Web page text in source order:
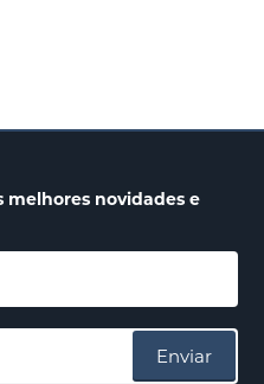
melhores novidadese
Enviar